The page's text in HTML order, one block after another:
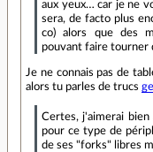
aux yeux… car je ne
sera, de facto plus
co) alors que des
pouvant faire tourner
Je ne connais pas de
alors tu parles de trucs
Certes, j'aimerai
pour ce type de
de ses "forks" libres